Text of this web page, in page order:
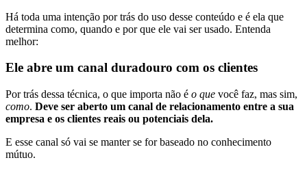
Há toda uma intenção por trás do uso desse conteúdo e é ela que
determina como, quando e por que ele vai ser usado. Entenda
melhor:
Ele abre um canal duradouro com os clientes
Por trás dessa técnica, o que importa não é o que você faz, mas sim,
como. Deve ser aberto um canal de relacionamento entre a sua
empresa e os clientes reais ou potenciais dela.
E esse canal só vai se manter se for baseado no conhecimento
mútuo.